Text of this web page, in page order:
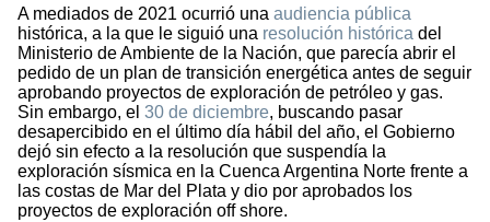
A mediados de 2021 ocurrió una audiencia pública
histórica, a la que le siguió una resolución histórica del
Ministerio de Ambiente de la Nación, que parecía abrir el
pedido de un plan de transición energética antes de seguir
aprobando proyectos de exploración de petróleo y gas.
Sin embargo, el 30 de diciembre, buscando pasar
desapercibido en el último día hábil del año, el Gobierno
dejó sin efecto a la resolución que suspendía la
exploración sísmica en la Cuenca Argentina Norte frente a
las costas de Mar del Plata y dio por aprobados los
proyectos de exploración off shore.